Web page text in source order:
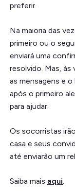
preferir.
Na maioria das
primeiro ou o
enviará uma
resolvido. Mas,
as mensagens e
após o primeiro
para ajudar.
Os socorristas
casa e seus
até enviarão um
Saiba mais aqui.